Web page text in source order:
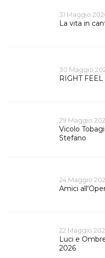
31 Maggio
La vita in
30 Maggio
RIGHT FEEL
29 Maggio
Vicolo
Stefano
24 Maggio
Amici
22 Maggio
Luci e
2026